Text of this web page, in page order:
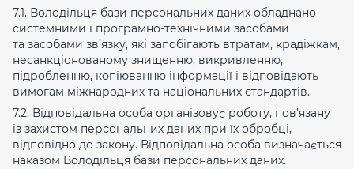
7.1. Володільця бази персональних даних обладнано
системними і програмно-технічними засобами
та засобами зв’язку, які запобігають втратам, крадіжкам,
несанкціонованому знищенню, викривленню,
підробленню, копіюванню інформації і відповідають
вимогам міжнародних та національних стандартів.
7.2. Відповідальна особа організовує роботу, пов’язану
із захистом персональних даних при їх обробці,
відповідно до закону. Відповідальна особа визначається
наказом Володільця бази персональних даних.